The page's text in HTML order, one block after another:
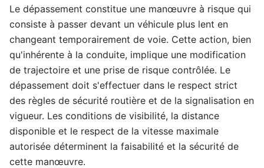
Le dépassement constitue une manœuvre à risque qui
consiste à passer devant un véhicule plus lent en
changeant temporairement de voie. Cette action, bien
qu'inhérente à la conduite, implique une modification
de trajectoire et une prise de risque contrôlée. Le
dépassement doit s'effectuer dans le respect strict
des règles de sécurité routière et de la signalisation en
vigueur. Les conditions de visibilité, la distance
disponible et le respect de la vitesse maximale
autorisée déterminent la faisabilité et la sécurité de
cette manœuvre.